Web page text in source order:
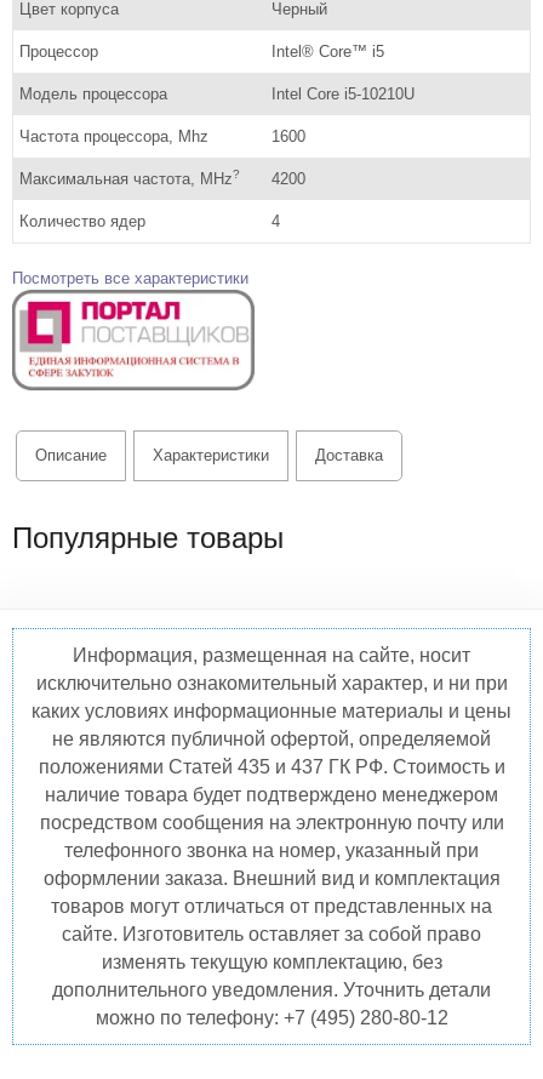
Цвет корпуса Черный
Процессор Intel® Core™ i5
Модель процессора Intel Core i5-10210U
Частота процессора, Mhz 1600
Максимальная частота, MHz? 4200
Количество ядер 4
Посмотреть все характеристики
Описание Характеристики Доставка
Популярные товары
Информация, размещенная на сайте, носит
исключительно ознакомительный характер, и ни при
каких условиях информационные материалы и цены
не являются публичной офертой, определяемой
положениями Статей 435 и 437 ГК РФ. Стоимость и
наличие товара будет подтверждено менеджером
посредством сообщения на электронную почту или
телефонного звонка на номер, указанный при
оформлении заказа. Внешний вид и комплектация
товаров могут отличаться от представленных на
сайте. Изготовитель оставляет за собой право
изменять текущую комплектацию, без
дополнительного уведомления. Уточнить детали
можно по телефону: +7 (495) 280-80-12